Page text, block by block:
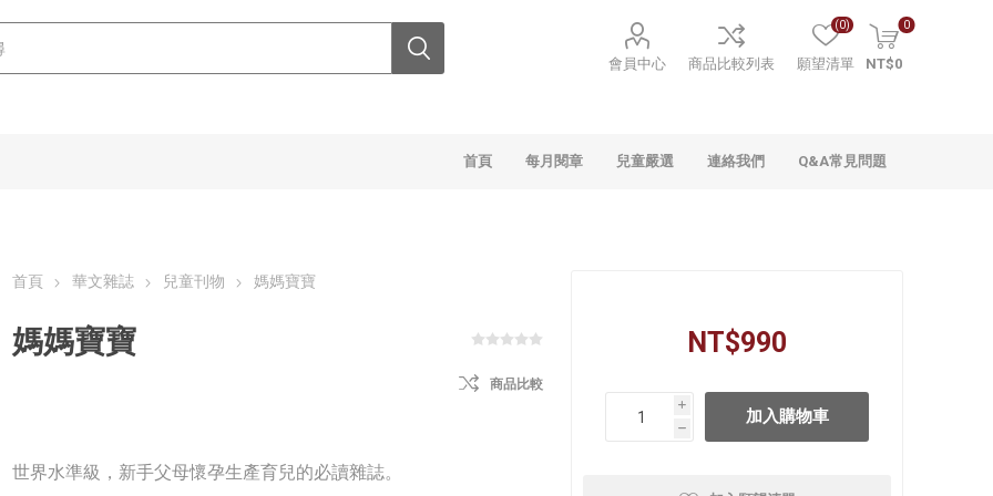
會員中心 商品比較列表 願望清單
(0) 0
NT$0
首頁 每月閱章 兒童嚴選 連絡我們 Q&A常見問題
首頁 華文雜誌 兒童刊物 媽媽寶寶
媽媽寶寶
商品比較
世界水準級，新手父母懷孕生產育兒的必讀雜誌。
NT$990
i
h